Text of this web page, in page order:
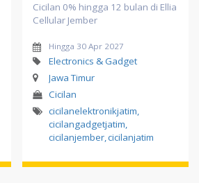
Cicilan 0% hingga 12 bulan di Ellia
Cellular Jember
Hingga 30 Apr 2027
Electronics & Gadget
Jawa Timur
Cicilan
cicilanelektronikjatim,
cicilangadgetjatim,
cicilanjember,cicilanjatim